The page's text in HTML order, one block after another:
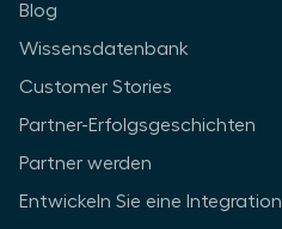
Blog
Wissensdatenbank
Customer Stories
Partner-Erfolgsgeschichten
Partner werden
Entwickeln Sie eine Integration